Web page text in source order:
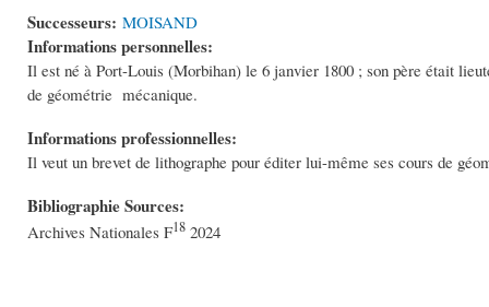
Successeurs: MOISAND
Informations personnelles:
Il est né à Port-Louis (Morbihan) le 6 janvier 1800 ; son père était
de géométrie mécanique.
Informations professionnelles:
Il veut un brevet de lithographe pour éditer lui-même ses cours de
Bibliographie Sources:
Archives Nationales F18 2024